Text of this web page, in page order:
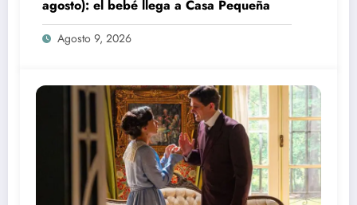
agosto): el bebé llega a Casa Pequeña
Agosto 9, 2026